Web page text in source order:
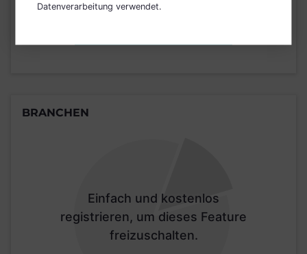
BRANCHEN
Einfach und kostenlos
registrieren, um dieses Feature
freizuschalten.
Datenverarbeitung verwendet.